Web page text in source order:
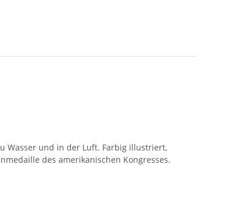
Wasser und in der Luft. Farbig illustriert,
des amerikanischen Kongresses.